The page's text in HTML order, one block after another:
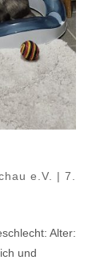
e.V. | 7.
Alter:
und